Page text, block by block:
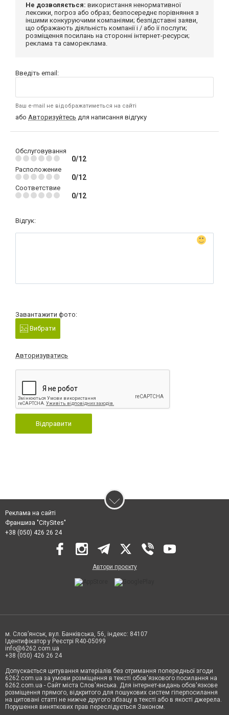
Не дозволяється: використання ненормативної
лексики, погроз або образ; безпосереднє порівняння з
іншими конкуруючими компаніями; безпідставні заяви,
що ображають діяльність компанії і / або її послуги;
розміщення посилань на сторонні інтернет-ресурси;
реклама та самореклама.
Введіть email:
Ваш e-mail не відображатиметься на сайті
або Авторизуйтесь для написання відгуку
Обслуговування
0/12
Расположение
0/12
Соответствие
0/12
Відгук:
Завантажити фото:
Вибрати
Авторизуватись
Відправити
Реклама на сайті
Франшиза "CitySites"
+38 (050) 426 26 24
Автори проєкту
м. Слов’янськ, вул. Банківська, 56, індекс: 84107
Ідентифікатор у Реєстрі R40-05099
info@6262.com.ua
+38 (050) 426 26 24
Допускається цитування матеріалів без отримання попередньої згоди
6262.com.ua за умови розміщення в тексті обов'язкового посилання на
6262.com.ua - Сайт міста Слов'янська. Для інтернет-видань обов'язкове
розміщення прямого, відкритого для пошукових систем гіперпосилання
на цитовані статті не нижче другого абзацу в тексті або в якості джерела.
Порушення виняткових прав переслідується Законом.